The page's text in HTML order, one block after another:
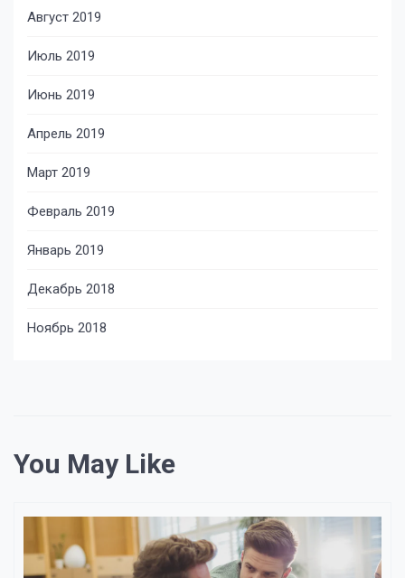
Август 2019
Июль 2019
Июнь 2019
Апрель 2019
Март 2019
Февраль 2019
Январь 2019
Декабрь 2018
Ноябрь 2018
You May Like